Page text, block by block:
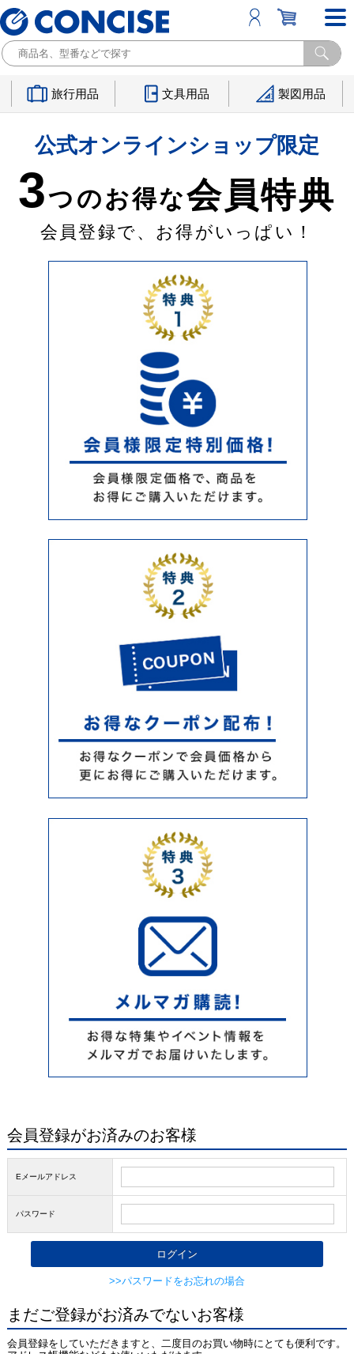
旅行用品 文具用品 製図用品
公式オンラインショップ限定
3つのお得な会員特典
会員登録で、お得がいっぱい！
会員登録がお済みのお客様
Eメールアドレス
パスワード
>>パスワードをお忘れの場合
まだご登録がお済みでないお客様
会員登録をしていただきますと、二度目のお買い物時にとても便利です。